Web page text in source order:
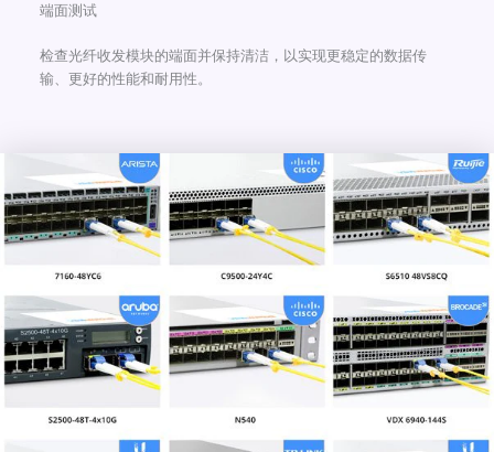
端面测试
检查光纤收发模块的端面并保持清洁，以实现更稳定的数据传
输、更好的性能和耐用性。